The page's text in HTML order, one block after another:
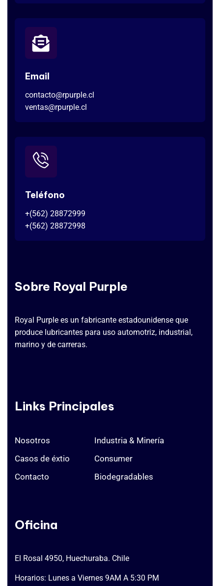
Email
contacto@rpurple.cl
ventas@rpurple.cl
Teléfono
+(562) 28872999
+(562) 28872998
Sobre Royal Purple
Royal Purple es un fabricante estadounidense que
produce lubricantes para uso automotriz, industrial,
marino y de carreras.
Links Principales
Nosotros
Casos de éxtio
Contacto
Industria & Minería
Consumer
Biodegradables
Oficina
El Rosal 4950, Huechuraba. Chile
Horarios: Lunes a Viernes 9AM A 5:30 PM